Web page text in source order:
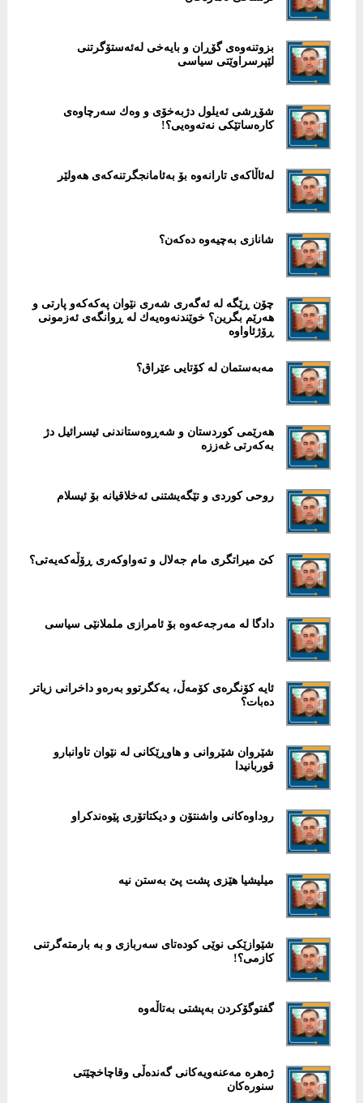
بزوتنەوەی گۆڕان و بایەخی لەئەستۆگرتنی
لێپرسراوێتی سیاسی
شۆڕشی ئەیلول دژبەخۆی و وەك سەرچاوەی
كارەساتێكی نەتەوەیی؟!
لەئاڵاکەی تارانەوە بۆ بەئامانجگرتنەکەی ھەولێر
شانازی بەچیەوە دەکەن؟
چۆن ڕێگە لە ئەگەری شەری نێوان پەکەکەو پارتی و
ھەرێم بگرین؟ خوێندنەوەیەك لە ڕوانگەی ئەزمونی
ڕۆژئاواوە
مەبەستمان لە کۆتایی عێراق؟
ھەرێمی کوردستان و شەڕوەستاندنی ئیسرائیل دژ
بەکەرتی غەززە
روحی کوردی و تێگەیشتنی ئەخلاقیانە بۆ ئیسلام
کێ میراتگری مام جەلال و تەواوکەری ڕۆڵەکەیەتی؟
دادگا لە مەرجەعەوە بۆ ئامرازی ململانێی سیاسی
ئایە کۆنگرەی کۆمەڵ، یەکگرتوو بەرەو داخرانی زیاتر
دەبات؟
شێروان شێروانی و ھاوڕێکانی لە نێوان تاوانبارو
قوربانیدا
روداوەکانی واشنتۆن و دیکتاتۆری پێوەندکراو
میلیشیا ھێزی پشت پێ به‌ستن نیه‌
شێوازێکی نوێی کودەتای سەربازی و بە بارمتەگرتنی
کازمی؟!
گفتوگۆکردن به‌پشتی بەتاڵەوە
ژەھرە مەعنەویەکانی گەنده‌ڵی وقاچاخچێتی
سنورەکان